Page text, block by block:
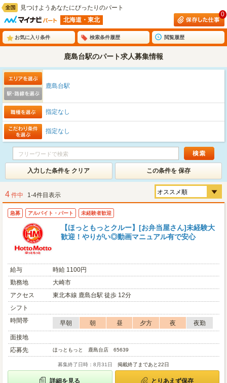
見つけようあなたにぴったりのパート
北海道・東北
0
お気に入り条件 検索条件履歴 閲覧履歴
鹿島台駅のパート求人募集情報
鹿島台駅
指定なし
指定なし
入力した条件を クリア この条件を 保存
4 件中 1-4件目表示
急募 アルバイト・パート 未経験者歓迎
【ほっともっとクルー】[お弁当屋さん]未経験大
歓迎！やりがい◎動画マニュアル有で安心
給与
時給 1100円
勤務地
大崎市
アクセス
東北本線 鹿島台駅 徒歩 12分
シフト
時間帯
早朝 朝 昼 夕方 夜
夜勤
面接地
応募先
ほっともっと 鹿島台店 65639
募集終了日時：8月31日 掲載終了まであと22日
詳細を見る とりあえず保存